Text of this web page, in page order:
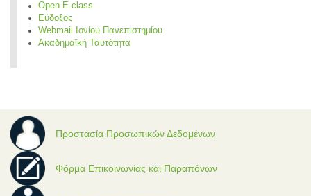
Open E-class
Εύδοξος
Webmail Ιονίου Πανεπιστημίου
Ακαδημαϊκή Ταυτότητα
Προστασία Προσωπικών Δεδομένων
Φόρμα Επικοινωνίας και Παραπόνων